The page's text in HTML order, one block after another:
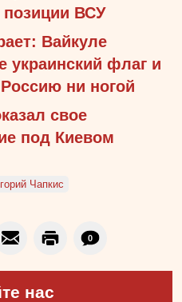
позиции ВСУ
Вайкуле
украинский флаг и
ни ногой
свое
под Киевом
Чапкис
0
нас